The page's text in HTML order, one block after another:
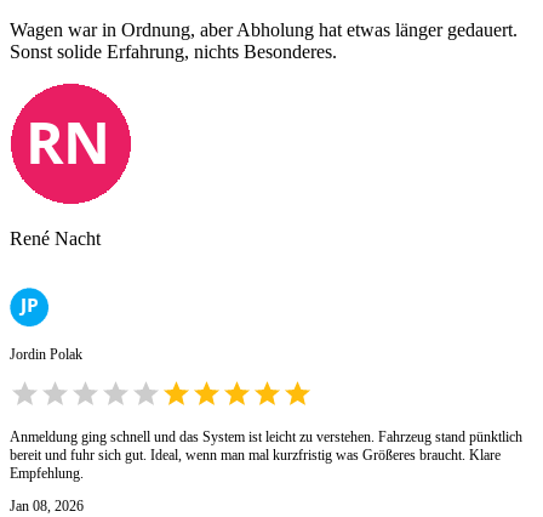
Wagen war in Ordnung, aber Abholung hat etwas länger gedauert.
Sonst solide Erfahrung, nichts Besonderes.
René Nacht
Jordin Polak
Anmeldung ging schnell und das System ist leicht zu verstehen. Fahrzeug stand pünktlich
bereit und fuhr sich gut. Ideal, wenn man mal kurzfristig was Größeres braucht. Klare
Empfehlung.
Jan 08, 2026